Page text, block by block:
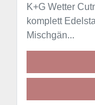
K+G Wetter
komplett
Mischgän...